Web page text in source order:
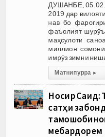
ДУШАНБЕ,
2019 дар
нав бо
фаъолият
маҳсулоти
миллион
имрӯз зимни
Матни пурра ▸
Носир Саид:
сатҳи
мебардорем